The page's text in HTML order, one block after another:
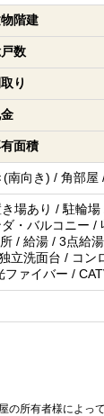
階建
数
り
面積
向き) / 角部
場あり / 駐輪
・バルコニー
/ 給湯 / 3点給
立洗面台 / コ
ァイバー /
所有者様によっ